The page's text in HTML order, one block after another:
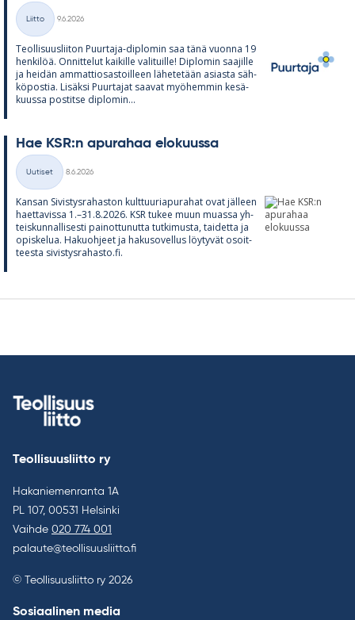
Kategoriat
Liitto
9.6.2026
Teol­li­suus­lii­ton Puur­taja-diplo­min saa tänä vuonna 19
hen­ki­löä. On­nit­te­lut kai­kille va­li­tuille! Diplo­min saa­jille
ja hei­dän am­mat­tio­sas­toil­leen lä­he­te­tään asiasta säh­
kö­pos­tia. Li­säksi Puur­ta­jat saa­vat myö­hem­min ke­sä­
kuussa pos­titse diplo­min...
Hae KSR:n apu­ra­haa elo­kuussa
Kategoriat
Uutiset
8.6.2026
Kan­san Si­vis­tys­ra­has­ton kult­tuu­ria­pu­ra­hat ovat jäl­leen
haet­ta­vissa 1.–31.8.2026. KSR tu­kee muun muassa yh­
teis­kun­nal­li­sesti pai­not­tu­nutta tut­ki­musta, tai­detta ja
opis­ke­lua. Ha­kuoh­jeet ja ha­kuso­vel­lus löy­ty­vät osoit­
teesta si­vis­tys­ra­hasto.fi.
Teollisuusliitto ry
Hakaniemenranta 1A
PL 107, 00531 Helsinki
Vaihde 020 774 001
palaute@teollisuusliitto.fi
© Teollisuusliitto ry 2026
Sosiaalinen media